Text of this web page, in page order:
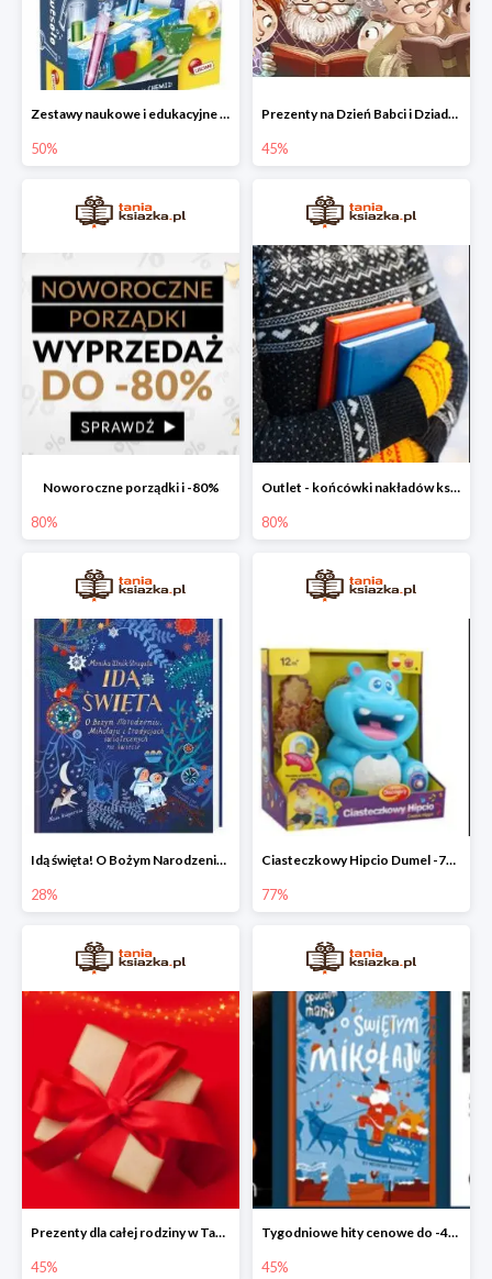
Zestawy naukowe i edukacyjne dla dzieci w Taniej Książce do -50%
50%
Prezenty na Dzień Babci i Dziadka do -45% w Taniej Książce
45%
Noworoczne porządki i -80%
80%
Outlet - końcówki nakładów książek
80%
Idą święta! O Bożym Narodzeniu, Mikołaju i tradycjach świątecznych na świecie
28%
Ciasteczkowy Hipcio Dumel -77%
77%
Prezenty dla całej rodziny w Taniej Książce do -45%
45%
Tygodniowe hity cenowe do -45%
45%